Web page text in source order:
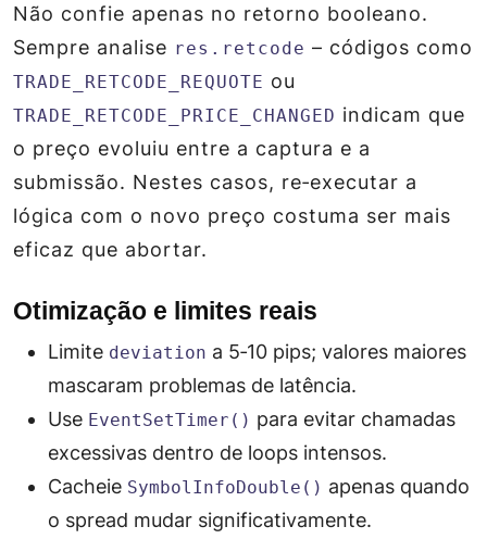
Não confie apenas no retorno booleano.
Sempre analise res.retcode – códigos como
TRADE_RETCODE_REQUOTE ou
TRADE_RETCODE_PRICE_CHANGED indicam que
o preço evoluiu entre a captura e a
submissão. Nestes casos, re‑executar a
lógica com o novo preço costuma ser mais
eficaz que abortar.
Otimização e limites reais
Limite deviation a 5‑10 pips; valores maiores
mascaram problemas de latência.
Use EventSetTimer() para evitar chamadas
excessivas dentro de loops intensos.
Cacheie SymbolInfoDouble() apenas quando
o spread mudar significativamente.